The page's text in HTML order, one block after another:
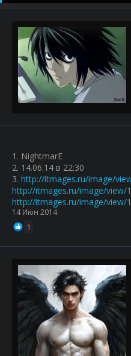
р
е
м
ы
н
ч
а
а
1. NightmarE
2. 14.06.14 в 22:30
3. http://itmages.ru/image/
http://itmages.ru/image/view/
http://itmages.ru/image/view/
14 Июн 2014
1